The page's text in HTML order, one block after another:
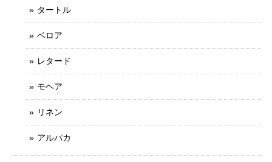
タートル
ベロア
レタード
モヘア
リネン
アルパカ